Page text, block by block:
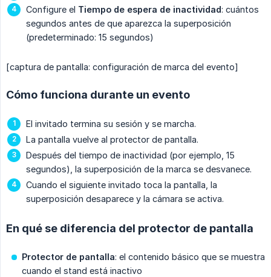
Configure el Tiempo de espera de inactividad: cuántos
segundos antes de que aparezca la superposición
(predeterminado: 15 segundos)
[captura de pantalla: configuración de marca del evento]
Cómo funciona durante un evento
El invitado termina su sesión y se marcha.
La pantalla vuelve al protector de pantalla.
Después del tiempo de inactividad (por ejemplo, 15
segundos), la superposición de la marca se desvanece.
Cuando el siguiente invitado toca la pantalla, la
superposición desaparece y la cámara se activa.
En qué se diferencia del protector de pantalla
Protector de pantalla: el contenido básico que se muestra
cuando el stand está inactivo